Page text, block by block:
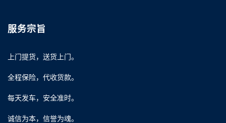
服务宗旨
上门提货，送货上门。
全程保险，代收货款。
每天发车，安全准时。
诚信为本，信誉为魂。